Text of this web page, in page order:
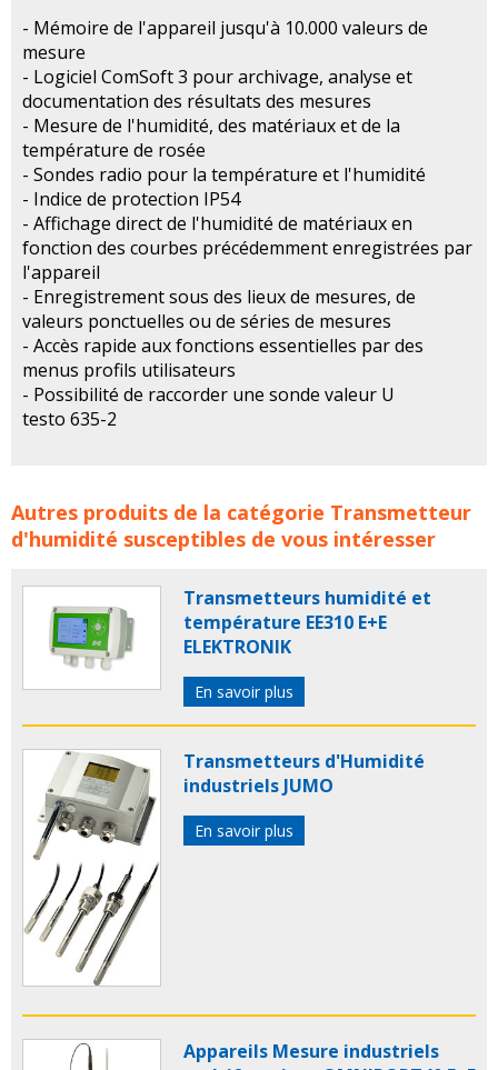
- Mémoire de l'appareil jusqu'à 10.000 valeurs de
mesure
- Logiciel ComSoft 3 pour archivage, analyse et
documentation des résultats des mesures
- Mesure de l'humidité, des matériaux et de la
température de rosée
- Sondes radio pour la température et l'humidité
- Indice de protection IP54
- Affichage direct de l'humidité de matériaux en
fonction des courbes précédemment enregistrées par
l'appareil
- Enregistrement sous des lieux de mesures, de
valeurs ponctuelles ou de séries de mesures
- Accès rapide aux fonctions essentielles par des
menus profils utilisateurs
- Possibilité de raccorder une sonde valeur U
testo 635-2
Appareils de mesure d'humidité, de température et point
de rosée TESTO concerne les familles de produits :
capteur humidite
humiditetesto
température point de rosee
transmetteur d humiditetesto 635
Autres produits de la catégorie Transmetteur
d'humidité susceptibles de vous intéresser
Transmetteurs humidité et
température EE310 E+E
ELEKTRONIK
En savoir plus
Transmetteurs d'Humidité
industriels JUMO
En savoir plus
Appareils Mesure industriels